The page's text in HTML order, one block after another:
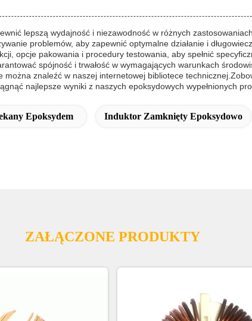
lepszą wydajność i niezawodność w różnych
problemów, aby zapewnić optymalne działanie i
opcje pakowania i procedury testowania, aby spełnić
spójność i trwałość w wymagających warunkach
znaleźć w naszej internetowej bibliotece
najlepsze wyniki z naszych epoksydowych wypełnionych
Epoksydem Induktor Zamknięty Epoksydowo
ZAŁĄCZONE PRODUKTY